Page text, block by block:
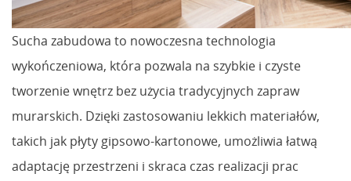
Sucha zabudowa to nowoczesna technologia
wykończeniowa, która pozwala na szybkie i czyste
tworzenie wnętrz bez użycia tradycyjnych zapraw
murarskich. Dzięki zastosowaniu lekkich materiałów,
takich jak płyty gipsowo-kartonowe, umożliwia łatwą
adaptację przestrzeni i skraca czas realizacji prac